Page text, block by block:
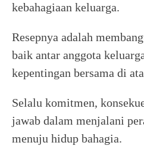
kebahagiaan keluarga.
Resepnya adalah
baik antar anggota
kepentingan bersama di
Selalu komitmen,
jawab dalam menjalani
menuju hidup bahagia.